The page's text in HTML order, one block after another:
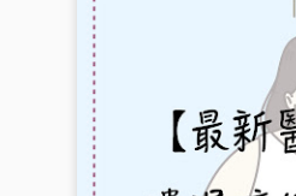
早餐與減重關